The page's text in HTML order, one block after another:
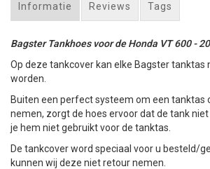
Informatie Reviews Tags
Bagster Tankhoes voor de Honda VT 600 -
Op deze tankcover kan elke Bagster tanktas
worden.
Buiten een perfect systeem om een tanktas
nemen, zorgt de hoes ervoor dat de tank
je hem niet gebruikt voor de tanktas.
De tankcover word speciaal voor u besteld/
kunnen wij deze niet retour nemen.